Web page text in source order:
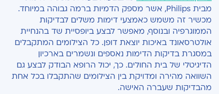
מבית Philips, אשר מספק הדמיות ברמה גבוהה במיוחד.
מכשיר זה משמש כאמצעי דימות משלים לבדיקות
הממוגרפיה ובנוסף, מאפשר לבצע ביופסיית שד בהנחיית
אולטרסאונד באיכות יוצאת דופן. כל הצילומים המתקבלים
במסגרת בדיקות הדימות נאספים ונשמרים בארכיון
הדיגיטלי של בית החולים. כך, יכול הרופא הבודק לבצע גם
השוואה מהירה ומדויקת בין הצילומים שהתקבלו בכל אחת
מהבדיקות שעברה האישה.